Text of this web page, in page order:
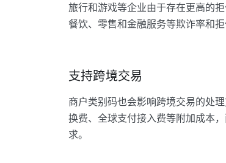
旅行和游戏等企业由于存在更高的
餐饮、零售和金融服务等欺诈率和
支持跨境交易
商户类别码也会影响跨境交易的处
换费、全球支付接入费等附加成本
求。